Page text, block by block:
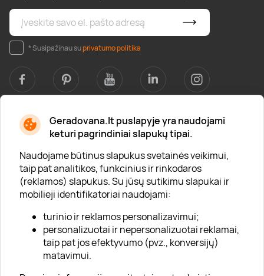
Geradovana.lt puslapyje yra naudojami
keturi pagrindiniai slapukų tipai.
Naudojame būtinus slapukus svetainės veikimui,
taip pat analitikos, funkcinius ir rinkodaros
(reklamos) slapukus. Su jūsų sutikimu slapukai ir
mobilieji identifikatoriai naudojami:
turinio ir reklamos personalizavimui;
personalizuotai ir nepersonalizuotai reklamai,
taip pat jos efektyvumo (pvz., konversijų)
matavimui.
* Susipažinau suprivatumo politika
Apie mus
Apie „Gera Dovana“
Lojalumo klubas
Karjera
Visi partneriai
Kontaktai
Tinklaraštis